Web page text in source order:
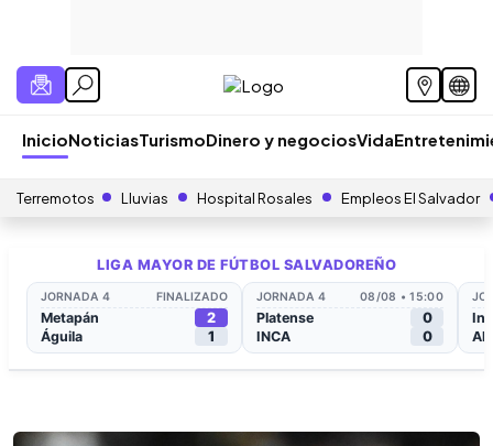
InicioNoticiasTurismoDinero y negociosVida
Terremotos Lluvias Hospital Rosales Empleos El Salvador